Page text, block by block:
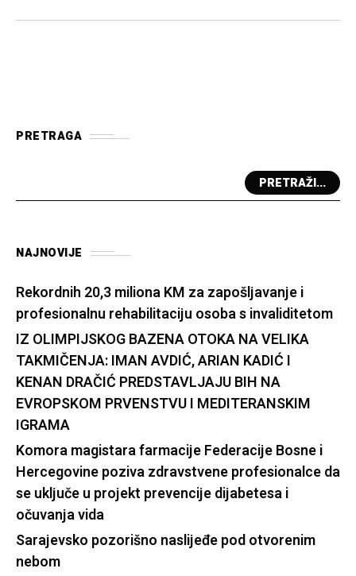
jugoistočnoj Evropi (SEECP) akreditovanih za
PRETRAGA
PRETRAŽI...
NAJNOVIJE
Rekordnih 20,3 miliona KM za zapošljavanje i
profesionalnu rehabilitaciju osoba s invaliditetom
IZ OLIMPIJSKOG BAZENA OTOKA NA VELIKA
TAKMIČENJA: IMAN AVDIĆ, ARIAN KADIĆ I
KENAN DRAČIĆ PREDSTAVLJAJU BIH NA
EVROPSKOM PRVENSTVU I MEDITERANSKIM
IGRAMA
Komora magistara farmacije Federacije Bosne i
Hercegovine poziva zdravstvene profesionalce da
se uključe u projekt prevencije dijabetesa i
očuvanja vida
Sarajevsko pozorišno naslijeđe pod otvorenim
nebom